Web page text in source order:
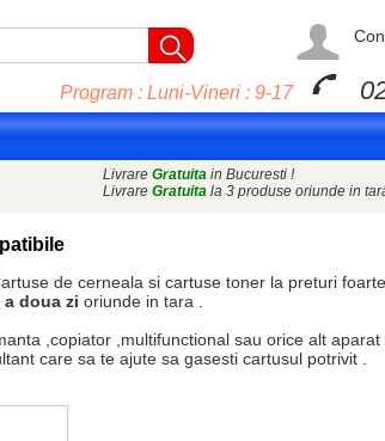
Program : Luni-Vineri : 9-17
Livrare Gratuita in Bucuresti !
Livrare Gratuita la 3 produse oriunde in
de cerneala si cartuse toner la preturi foarte
a doua zi oriunde in tara .
,copiator ,multifunctional sau orice alt aparat
care sa te ajute sa gasesti cartusul potrivit .